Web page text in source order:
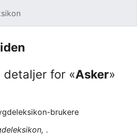
for «Asker»
brukere
.